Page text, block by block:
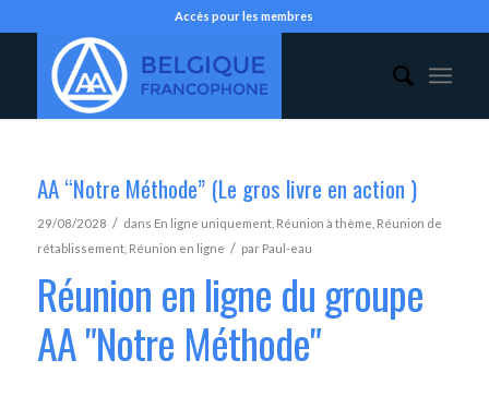
Accès pour les membres
AA “Notre Méthode” (Le gros livre en action )
29/08/2028 / dans En ligne uniquement, Réunion à thème Réunion de
rétablissement, Réunion en ligne / par Paul-eau
Réunion en ligne du groupe
AA "Notre Méthode"